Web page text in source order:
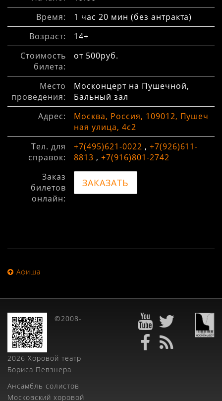
Время:
1 час 20 мин (без антракта)
Возраст:
14+
Стоимость
билета:
от 500руб.
Место
проведения:
Москонцерт на Пушечной,
Бальный зал
Адрес:
Москва, Россия, 109012, Пушеч
ная улица, 4с2
Тел. для
справок:
+7(495)621-0022 , +7(926)611-
8813 , +7(916)801-2742
Заказ
билетов
онлайн:
ЗАКАЗАТЬ
Афиша
©2008-
2026 Хоровой театр
Бориса Певзнера
Ансамбль солистов
Московский хоровой